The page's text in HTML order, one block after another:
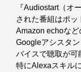
『Audiostart（オ
された番組はポッ
Amazon echoなど
Googleアシスタ
バイスで聴取が可
特にAlexaスキル